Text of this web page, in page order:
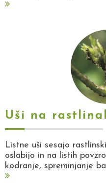
Uši na
Listne uši sesajo
oslabijo in na listih
kodranje, spreminjanje